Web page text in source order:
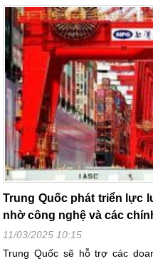
Trung Quốc phát triển lực
nhờ công nghệ và các
11/03/2025 10:15
Trung Quốc sẽ hỗ trợ các